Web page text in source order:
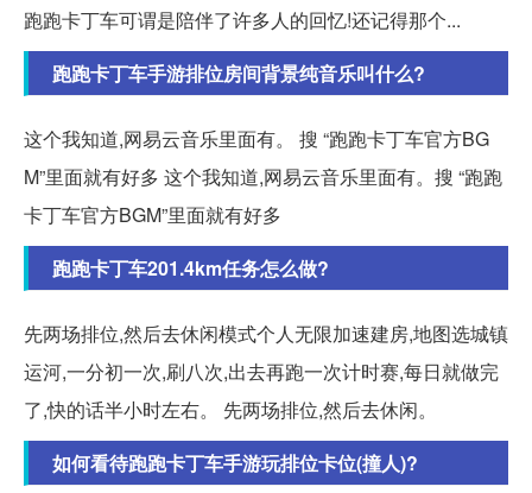
跑跑卡丁车可谓是陪伴了许多人的回忆!还记得那个...
跑跑卡丁车手游排位房间背景纯音乐叫什么?
这个我知道,网易云音乐里面有。 搜 “跑跑卡丁车官方BG
M”里面就有好多 这个我知道,网易云音乐里面有。搜 “跑跑
卡丁车官方BGM”里面就有好多
跑跑卡丁车201.4km任务怎么做?
先两场排位,然后去休闲模式个人无限加速建房,地图选城镇
运河,一分初一次,刷八次,出去再跑一次计时赛,每日就做完
了,快的话半小时左右。 先两场排位,然后去休闲。
如何看待跑跑卡丁车手游玩排位卡位(撞人)?